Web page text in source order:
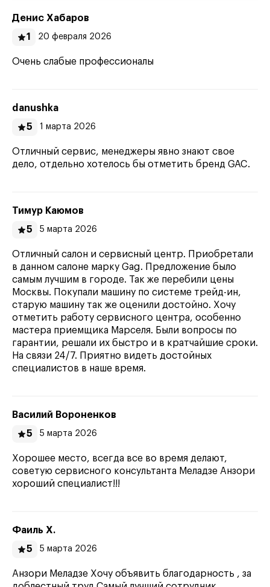
Денис Хабаров
1
20 февраля 2026
Очень слабые профессионалы
danushka
5
1 марта 2026
Отличный сервис, менеджеры явно знают свое
дело, отдельно хотелось бы отметить бренд GAC.
Тимур Каюмов
5
5 марта 2026
Отличный салон и сервисный центр. Приобретали
в данном салоне марку Gag. Предложение было
самым лучшим в городе. Так же перебили цены
Москвы. Покупали машину по системе трейд-ин,
старую машину так же оценили достойно. Хочу
отметить работу сервисного центра, особенно
мастера приемщика Марселя. Были вопросы по
гарантии, решали их быстро и в кратчайшие сроки.
На связи 24/7. Приятно видеть достойных
специалистов в наше время.
Василий Вороненков
5
5 марта 2026
Хорошее место, всегда все во время делают,
советую сервисного консультанта Меладзе Анзори
хороший специалист!!!
Фаиль Х.
5
5 марта 2026
Анзори Меладзе Хочу объявить благодарность , за